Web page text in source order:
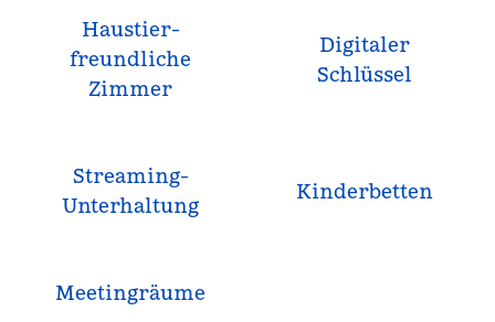
Haustier­
freundliche
Zimmer
Digitaler
Schlüssel
Streaming-
Unterhaltung
Kinderbetten
Meeting­räume